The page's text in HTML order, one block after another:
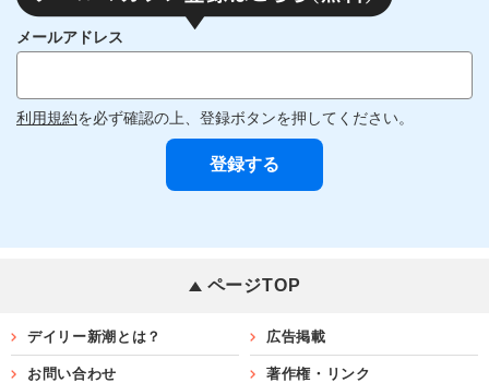
メールアドレス
利用規約を必ず確認の上、登録ボタンを押してください。
ページTOP
デイリー新潮とは？ 広告掲載
お問い合わせ 著作権・リンク